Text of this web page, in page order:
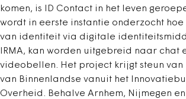
komen, is ID Contact in het leven
wordt in eerste instantie onderzocht hoe
van identiteit via digitale
IRMA, kan worden uitgebreid naar chat
videobellen. Het project krijgt steun van
van Binnenlandse vanuit het
Overheid. Behalve Arnhem, Nijmegen